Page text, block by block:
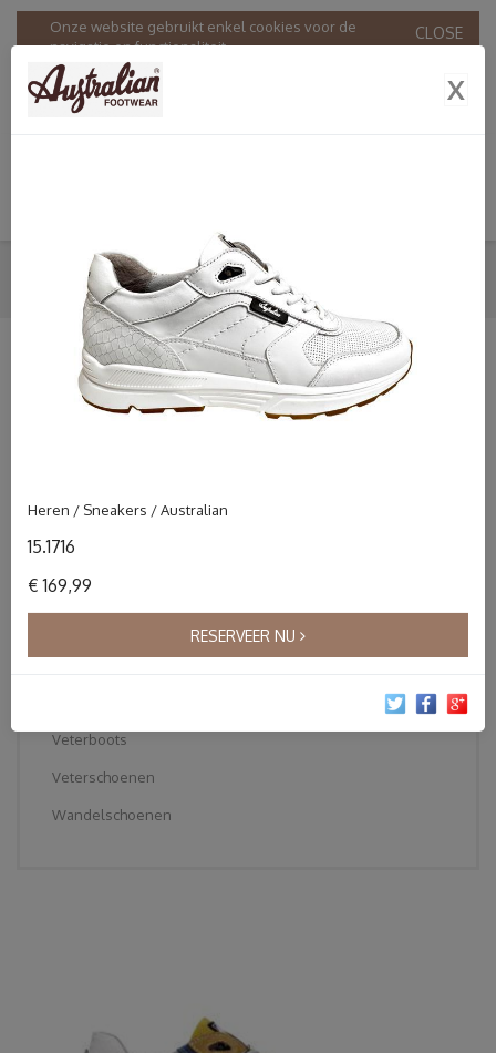
CLOSE
Onze website gebruikt enkel cookies voor de
navigatie en functionaliteit.
Door onze website te gebruiken stemt u in met ons
gebruik van cookies in overeenstemming met onze
Privacy & Cookie policy
SHOP HEREN AUSTRALIAN
SHOP
Instapper
Klittebandschoenen
Pantoffels
Veterboots
Veterschoenen
Wandelschoenen
X
Heren / Sneakers / Australian
15.1716
€ 169,99
RESERVEER NU